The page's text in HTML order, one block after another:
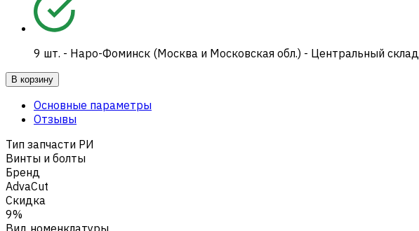
9 шт. - Наро-Фоминск (Москва и Московская обл.) - Центральный склад
В корзину
Основные параметры
Отзывы
Тип запчасти РИ
Винты и болты
Бренд
AdvaCut
Скидка
9%
Вид номенклатуры